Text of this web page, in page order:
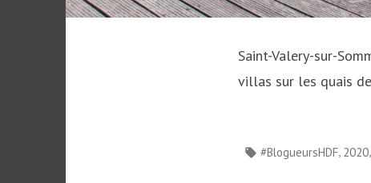
Saint-Valery-sur-
villas sur les quais
Étiquettes :
#BlogueursHDF, 2020,